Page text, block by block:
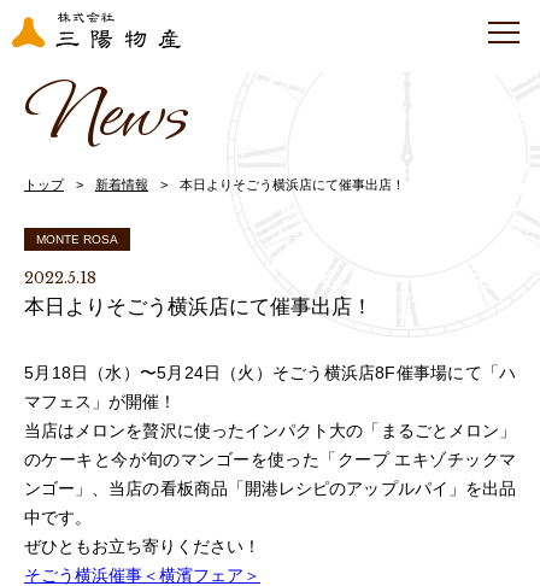
News
トップ 新着情報 本日よりそごう横浜店にて催事出店！
MONTE ROSA
2022.5.18
本日よりそごう横浜店にて催事出店！
5月18日（水）〜5月24日（火）そごう横浜店8F催事場にて「ハ
マフェス」が開催！
当店はメロンを贅沢に使ったインパクト大の「まるごとメロン」
のケーキと今が旬のマンゴーを使った「クープ エキゾチックマ
ンゴー」、当店の看板商品「開港レシピのアップルパイ」を出品
中です。
ぜひともお立ち寄りください！
そごう横浜催事＜横濱フェア＞